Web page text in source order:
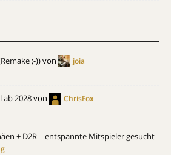
;-))von joia
ab 2028von ChrisFox
+ D2R – entspannte Mitspieler gesucht